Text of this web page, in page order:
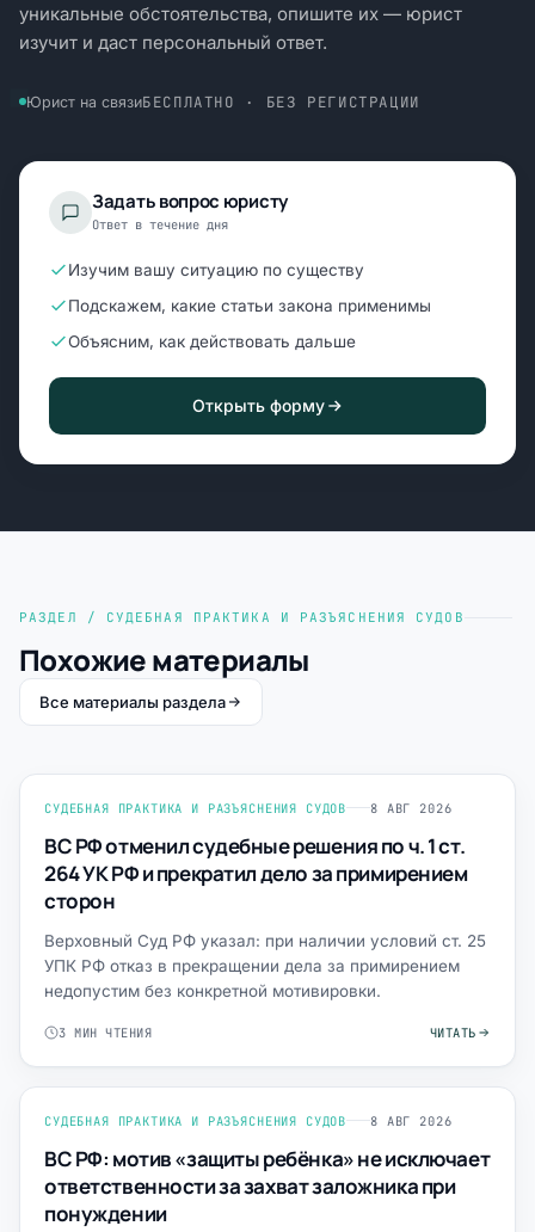
уникальные обстоятельства, опишите их — юрист
изучит и даст персональный ответ.
Юрист на связиБЕСПЛАТНО · БЕЗ РЕГИСТРАЦИИ
Задать вопрос юристу
Ответ в течение дня
Изучим вашу ситуацию по существу
Подскажем, какие статьи закона применимы
Объясним, как действовать дальше
Открыть форму
РАЗДЕЛ / СУДЕБНАЯ ПРАКТИКА И РАЗЪЯСНЕНИЯ СУДОВ
Похожие материалы
Все материалы раздела
СУДЕБНАЯ ПРАКТИКА И РАЗЪЯСНЕНИЯ СУДОВ 8 АВГ 2026
ВС РФ отменил судебные решения по ч. 1 ст.
264 УК РФ и прекратил дело за примирением
сторон
Верховный Суд РФ указал: при наличии условий ст. 25
УПК РФ отказ в прекращении дела за примирением
недопустим без конкретной мотивировки.
3 МИН ЧТЕНИЯ ЧИТАТЬ
СУДЕБНАЯ ПРАКТИКА И РАЗЪЯСНЕНИЯ СУДОВ 8 АВГ 2026
ВС РФ: мотив «защиты ребёнка» не исключает
ответственности за захват заложника при
понуждении